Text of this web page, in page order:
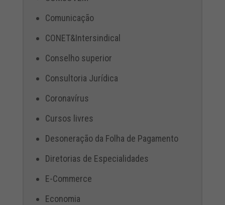
Comunicação
CONET&Intersindical
Conselho superior
Consultoria Jurídica
Coronavírus
Cursos livres
Desoneração da Folha de Pagamento
Diretorias de Especialidades
E-Commerce
Economia